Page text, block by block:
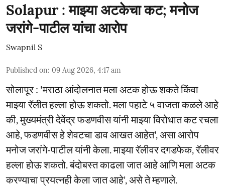
Solapur : माझ्या अटकेचा कट; मनोज
जरांगे-पाटील यांचा आरोप
Swapnil S
Published on: 09 Aug 2026, 4:17 am
सोलापूर : 'मराठा आंदोलनात मला अटक होऊ शकते किंवा
माझ्या रॅलीत हल्ला होऊ शकतो. मला पहाटे ५ वाजता कळले आहे
की, मुख्यमंत्री देवेंद्र फडणवीस यांनी माझ्या विरोधात कट रचला
आहे, फडणवीस हे शेवटचा डाव आखत आहेत', असा आरोप
मनोज जरांगे-पाटील यांनी केला. माझ्या रॅलीवर दगडफेक, रॅलीवर
हल्ला होऊ शकतो. बंदोबस्त काढला जात आहे आणि मला अटक
करण्याचा प्रयत्नही केला जात आहे', असे ते म्हणाले.